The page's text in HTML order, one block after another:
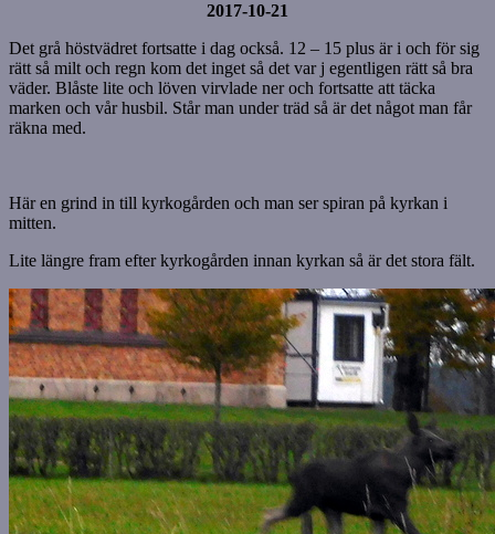
2017-10-21
Det grå höstvädret fortsatte i dag också. 12 – 15 plus är i och för sig
rätt så milt och regn kom det inget så det var j egentligen rätt så bra
väder. Blåste lite och löven virvlade ner och fortsatte att täcka
marken och vår husbil. Står man under träd så är det något man får
räkna med.
Här en grind in till kyrkogården och man ser spiran på kyrkan i
mitten.
Lite längre fram efter kyrkogården innan kyrkan så är det stora fält.